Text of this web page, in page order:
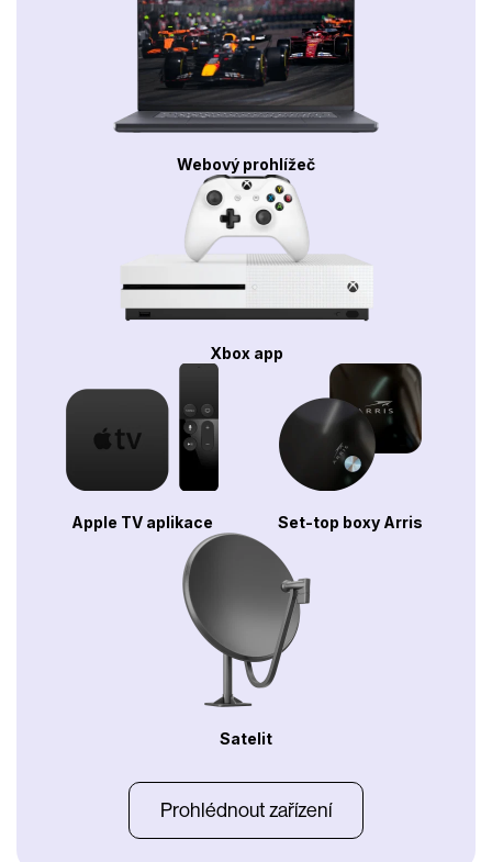
Webový prohlížeč
Xbox app
Apple TV aplikace Set-top boxy Arris
Satelit
Prohlédnout zařízení